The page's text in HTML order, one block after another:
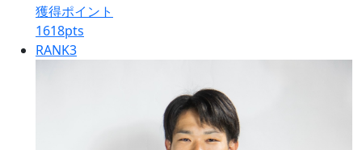
獲得ポイント
1618pts
RANK3